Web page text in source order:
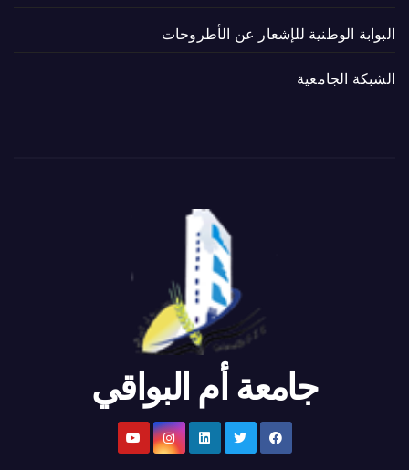
البوابة الوطنية للإشعار عن الأطروحات
الشبكة الجامعية
جامعة أم البواقي